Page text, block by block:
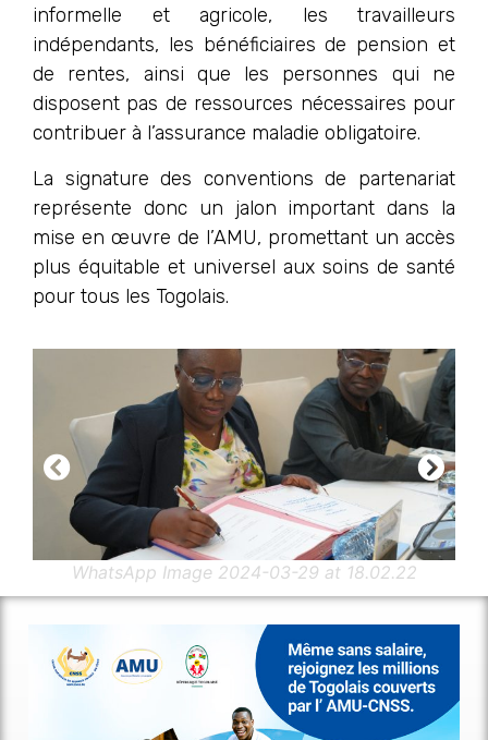
informelle et agricole, les travailleurs
indépendants, les bénéficiaires de pension et
de rentes, ainsi que les personnes qui ne
disposent pas de ressources nécessaires pour
contribuer à l’assurance maladie obligatoire.
La signature des conventions de partenariat
représente donc un jalon important dans la
mise en œuvre de l’AMU, promettant un accès
plus équitable et universel aux soins de santé
pour tous les Togolais.
WhatsApp Image 2024-03-29 at 18.02.22